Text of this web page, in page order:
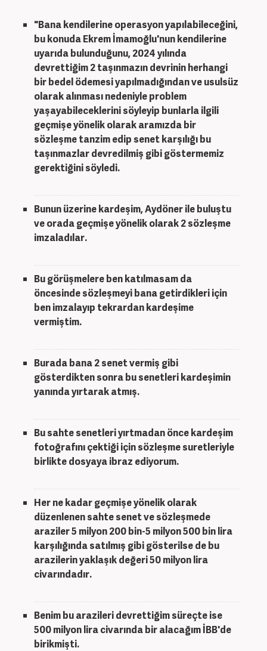
"Bana kendilerine operasyon yapılabileceğini,
bu konuda Ekrem İmamoğlu'nun kendilerine
uyarıda bulunduğunu, 2024 yılında
devrettiğim 2 taşınmazın devrinin herhangi
bir bedel ödemesi yapılmadığından ve usulsüz
olarak alınması nedeniyle problem
yaşayabileceklerini söyleyip bunlarla ilgili
geçmişe yönelik olarak aramızda bir
sözleşme tanzim edip senet karşılığı bu
taşınmazlar devredilmiş gibi göstermemiz
gerektiğini söyledi.
Bunun üzerine kardeşim, Aydöner ile buluştu
ve orada geçmişe yönelik olarak 2 sözleşme
imzaladılar.
Bu görüşmelere ben katılmasam da
öncesinde sözleşmeyi bana getirdikleri için
ben imzalayıp tekrardan kardeşime
vermiştim.
Burada bana 2 senet vermiş gibi
gösterdikten sonra bu senetleri kardeşimin
yanında yırtarak atmış.
Bu sahte senetleri yırtmadan önce kardeşim
fotoğrafını çektiği için sözleşme suretleriyle
birlikte dosyaya ibraz ediyorum.
Her ne kadar geçmişe yönelik olarak
düzenlenen sahte senet ve sözleşmede
araziler 5 milyon 200 bin-5 milyon 500 bin lira
karşılığında satılmış gibi gösterilse de bu
arazilerin yaklaşık değeri 50 milyon lira
civarındadır.
Benim bu arazileri devrettiğim süreçte ise
500 milyon lira civarında bir alacağım İBB'de
birikmişti.